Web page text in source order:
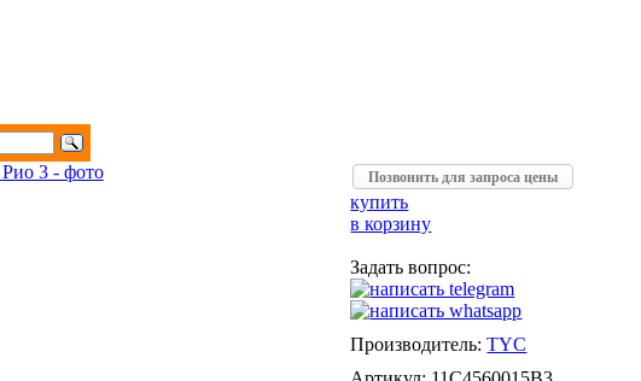
Позвонить для запроса цены
купить
в корзину
Задать вопрос:
Производитель:TYC